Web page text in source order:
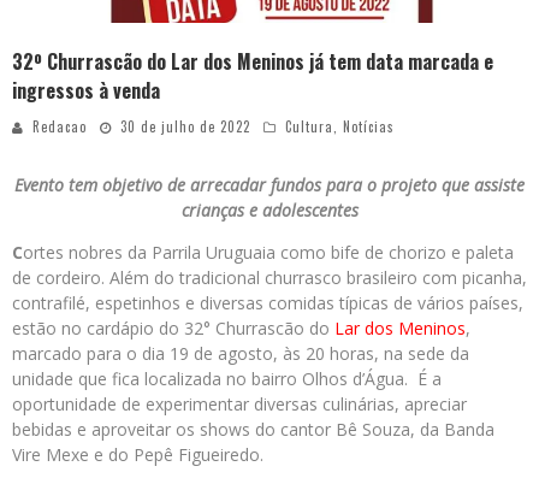
32º Churrascão do Lar dos Meninos já tem data marcada e
ingressos à venda
Redacao 30 de julho de 2022 Cultura, Notícias
Evento tem objetivo de arrecadar fundos para o projeto que assiste
crianças e adolescentes
Cortes nobres da Parrila Uruguaia como bife de chorizo e paleta
de cordeiro. Além do tradicional churrasco brasileiro com picanha,
contrafilé, espetinhos e diversas comidas típicas de vários países,
estão no cardápio do 32° Churrascão do Lar dos Meninos,
marcado para o dia 19 de agosto, às 20 horas, na sede da
unidade que fica localizada no bairro Olhos d’Água. É a
oportunidade de experimentar diversas culinárias, apreciar
bebidas e aproveitar os shows do cantor Bê Souza, da Banda
Vire Mexe e do Pepê Figueiredo.